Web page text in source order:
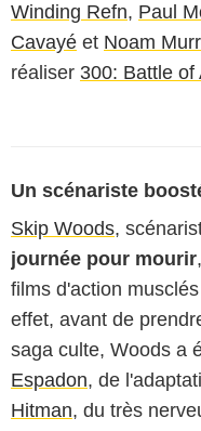
Winding Refn, Paul
Cavayé et Noam
réaliser 300: Battle of
Un scénariste
Skip Woods,
journée pour mourir
films d'action
effet, avant de
saga culte, Woods a
Espadon, de
Hitman, du très